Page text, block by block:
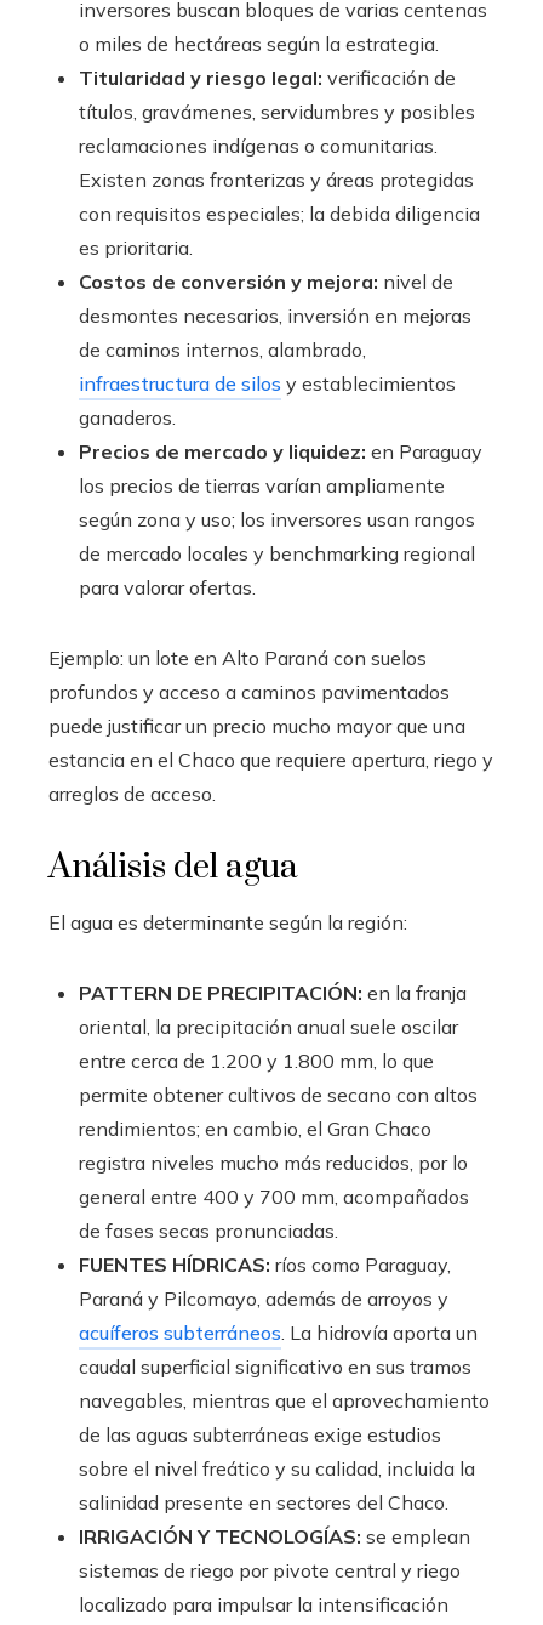
inversores buscan bloques de varias centenas
o miles de hectáreas según la estrategia.
Titularidad y riesgo legal: verificación de
títulos, gravámenes, servidumbres y posibles
reclamaciones indígenas o comunitarias.
Existen zonas fronterizas y áreas protegidas
con requisitos especiales; la debida diligencia
es prioritaria.
Costos de conversión y mejora: nivel de
desmontes necesarios, inversión en mejoras
de caminos internos, alambrado,
infraestructura de silos y establecimientos
ganaderos.
Precios de mercado y liquidez: en Paraguay
los precios de tierras varían ampliamente
según zona y uso; los inversores usan rangos
de mercado locales y benchmarking regional
para valorar ofertas.
Ejemplo: un lote en Alto Paraná con suelos
profundos y acceso a caminos pavimentados
puede justificar un precio mucho mayor que una
estancia en el Chaco que requiere apertura, riego y
arreglos de acceso.
Análisis del agua
El agua es determinante según la región:
PATTERN DE PRECIPITACIÓN: en la franja
oriental, la precipitación anual suele oscilar
entre cerca de 1.200 y 1.800 mm, lo que
permite obtener cultivos de secano con altos
rendimientos; en cambio, el Gran Chaco
registra niveles mucho más reducidos, por lo
general entre 400 y 700 mm, acompañados
de fases secas pronunciadas.
FUENTES HÍDRICAS: ríos como Paraguay,
Paraná y Pilcomayo, además de arroyos y
acuíferos subterráneos . La hidrovía aporta un
caudal superficial significativo en sus tramos
navegables, mientras que el aprovechamiento
de las aguas subterráneas exige estudios
sobre el nivel freático y su calidad, incluida la
salinidad presente en sectores del Chaco.
IRRIGACIÓN Y TECNOLOGÍAS: se emplean
sistemas de riego por pivote central y riego
localizado para impulsar la intensificación